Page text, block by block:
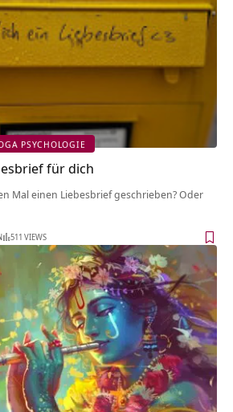
PSYCHOLOGIE
für dich
Mal einen Liebesbrief geschrieben? Oder
511 VIEWS